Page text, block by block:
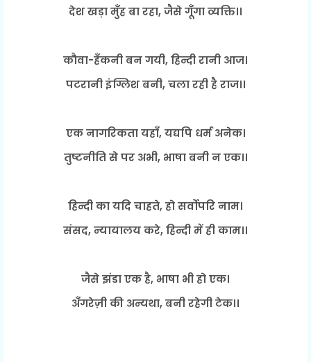
देश खड़ा मुँह बा रहा, जैसे गूँगा व्यक्ति।।
कौवा-हँकनी बन गयी, हिन्दी रानी आज।
पटरानी इंग्लिश बनी, चला रही है राज।।
एक नागरिकता यहाँ, यद्यपि धर्म अनेक।
तुष्टनीति से पर अभी, भाषा बनी न एक।।
हिन्दी का यदि चाहते, हो सर्वोपरि नाम।
संसद, न्यायालय करे, हिन्दी में ही काम।।
जैसे झंडा एक है, भाषा भी हो एक।
अँगरेज़ी की अन्यथा, बनी रहेगी टेक।।